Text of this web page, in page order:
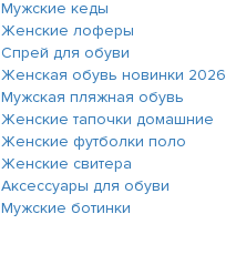
Мужские кеды
Женские лоферы
Спрей для обуви
Женская обувь новинки 2026
Мужская пляжная обувь
Женские тапочки домашние
Женские футболки поло
Женские свитера
Аксессуары для обуви
Мужские ботинки